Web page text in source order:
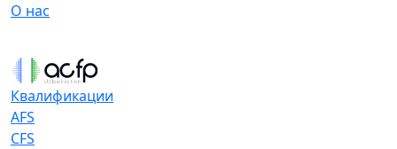
О нас
Квалификации
AFS
CFS